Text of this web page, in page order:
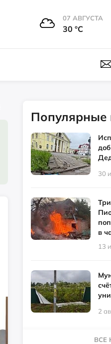
07 АВГУСТА
30 °С
30
в
13
2
ВСЕ